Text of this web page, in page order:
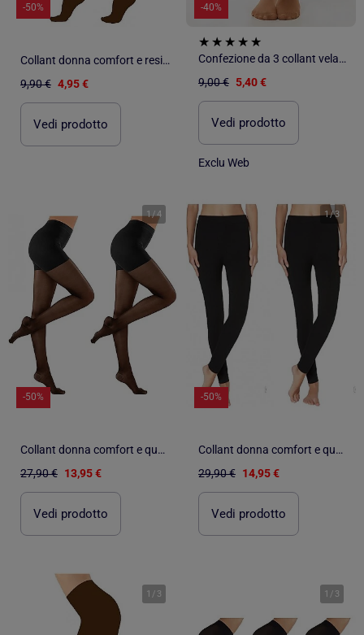
-50%
Collant donna comfort e resistenza DIAMANTINO
9,90 € 4,95 €
Vedi prodotto
-40%
Confezione da 3 collant velati 'DIM' 20D
9,00 € 5,40 €
Vedi prodotto
Exclu Web
1/4
-50%
Collant donna comfort e qualità INFINITIF - Confezione da 2
27,90 € 13,95 €
Vedi prodotto
1/3
-50%
Collant donna comfort e qualità INFINITIF - Confezione da 2
29,90 € 14,95 €
Vedi prodotto
1 / 3 1 / 3